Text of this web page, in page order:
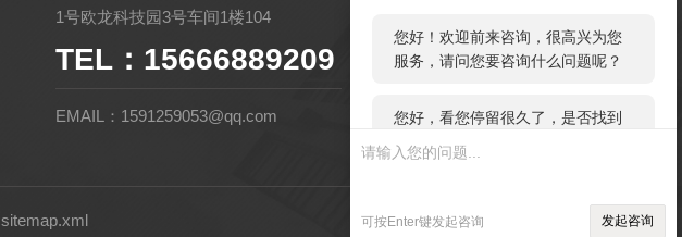
您好，看您停留很久了，是否找到
了需求产品，您可以直接在线与我
可按Enter键发起咨询 发起咨询
1号欧龙科技园3号车间1楼104
TEL：15666889209
EMAIL：1591259053@qq.com
扫码微信联系
sitemap.xml 管理登陆技术支持： 环保在线